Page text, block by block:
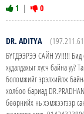
1 | 0
DR. ADITYA
БҮГДЭЭРЭЭ САЙН УУ!!!!! Бид
худалдахыг хүсч байна уу?
боломжийг эрэлхийлж
холбоо бариад
бөөрнийх нь хэмжээгээр